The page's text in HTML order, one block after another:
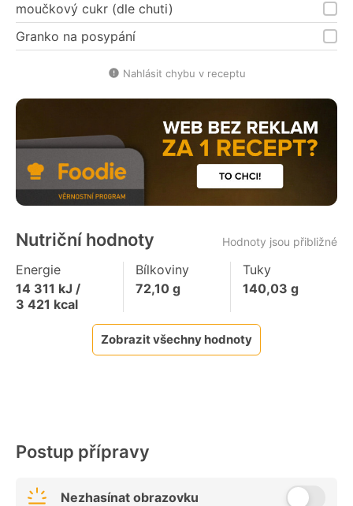
moučkový cukr (dle chuti)
Granko na posypání
Nahlásit chybu v receptu
Nutriční hodnoty Hodnoty jsou přibližné
Energie
14 311 kJ /
3 421 kcal
Bílkoviny
72,10g
Tuky
140,03 g
Zobrazit všechny hodnoty
Postup přípravy
Nezhasínat obrazovku